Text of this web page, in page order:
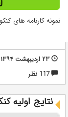
نمونه کارنامه های کنکور کارشناسی
۲۳ اردیبهشت ۱۳۹۴
117 نظر
نتایج اولیه کنکور